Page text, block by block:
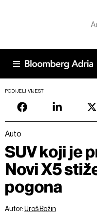
PODIJELI VIJEST
Auto
SUV koji je
Novi X5
pogona
Autor:Uroš Božin